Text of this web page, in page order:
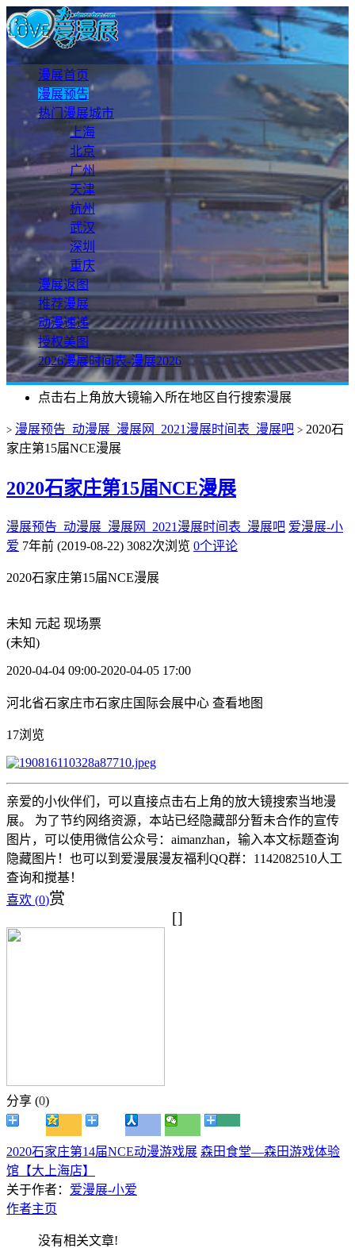
漫展首页
漫展预告
热门漫展城市
上海
北京
广州
天津
杭州
武汉
深圳
重庆
漫展返图
推荐漫展
动漫速递
授权美图
2026漫展时间表-漫展2026
点击右上角放大镜输入所在地区自行搜索漫展
> 漫展预告_动漫展_漫展网_2021漫展时间表_漫展吧 > 2020石
家庄第15届NCE漫展
2020石家庄第15届NCE漫展
漫展预告_动漫展_漫展网_2021漫展时间表_漫展吧 爱漫展-小
爱 7年前 (2019-08-22) 3082次浏览 0个评论
2020石家庄第15届NCE漫展
未知 元起 现场票
(未知)
2020-04-04 09:00-2020-04-05 17:00
河北省石家庄市石家庄国际会展中心 查看地图
17浏览
亲爱的小伙伴们，可以直接点击右上角的放大镜搜索当地漫
展。 为了节约网络资源，本站已经隐藏部分暂未合作的宣传
图片，可以使用微信公众号：aimanzhan，输入本文标题查询
隐藏图片！也可以到爱漫展漫友福利QQ群：1142082510人工
查询和搅基！
喜欢 (0)赏
[]
分享 (0)
2020石家庄第14届NCE动漫游戏展 森田食堂—森田游戏体验
馆【大上海店】
关于作者： 爱漫展-小爱
作者主页
没有相关文章!